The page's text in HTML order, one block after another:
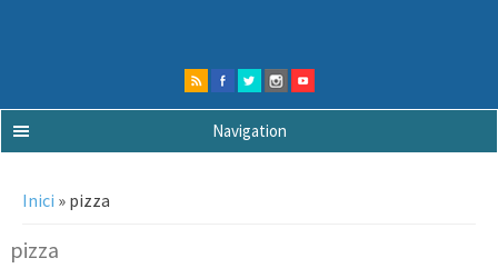
Navigation
Inici » pizza
pizza